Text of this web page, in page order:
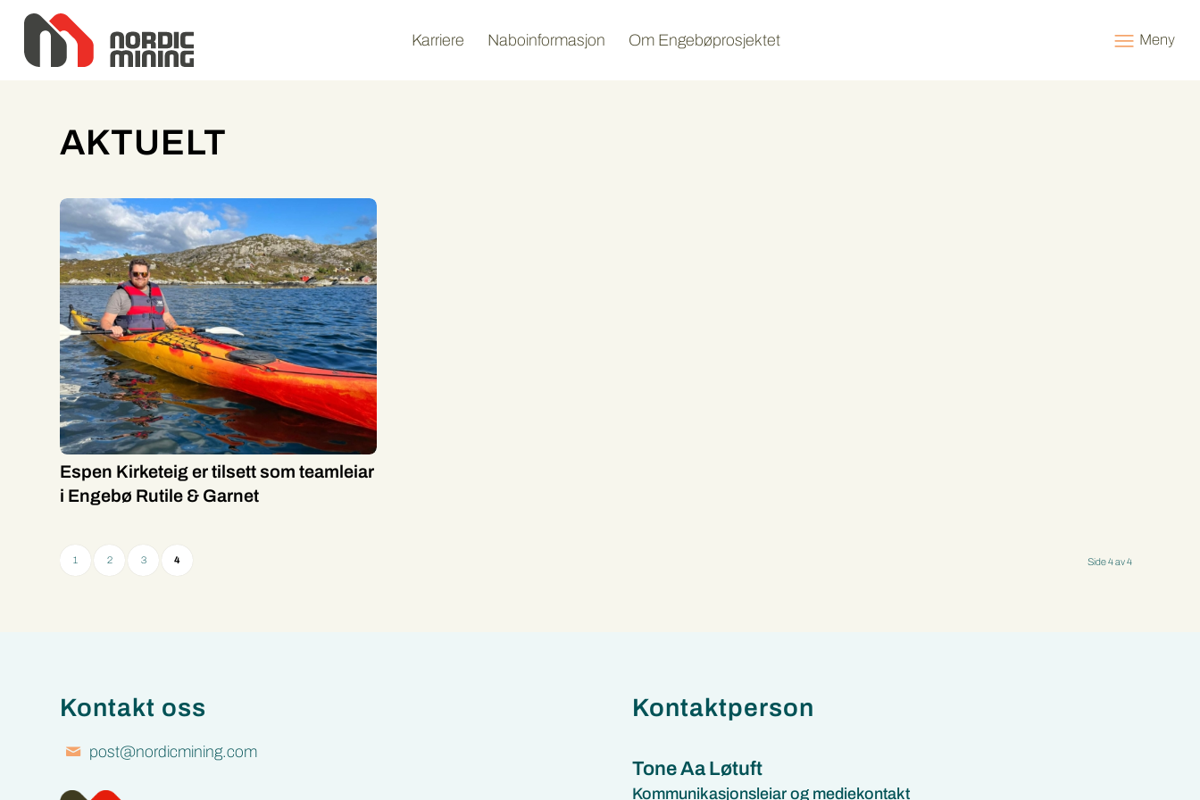
Karriere Naboinformasjon Om Engebøprosjektet
AKTUELT
Espen Kirketeig er tilsett som teamleiar
i Engebø Rutile & Garnet
Side 4 av 4
1 2 3 4
Kontakt oss
post@nordicmining.com
Kontaktperson
Tone Aa Løtuft
Kommunikasjonsleiar og mediekontakt